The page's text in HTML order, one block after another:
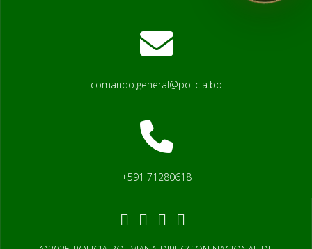
comando.general@policia.bo
+591 71280618